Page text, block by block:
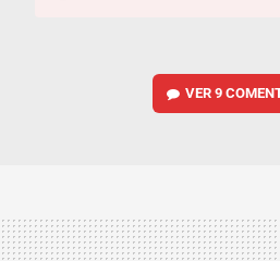
VER9